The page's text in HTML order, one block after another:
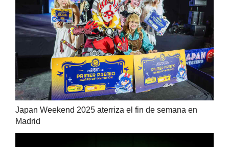
Japan Weekend 2025 aterriza el fin de semana en
Madrid